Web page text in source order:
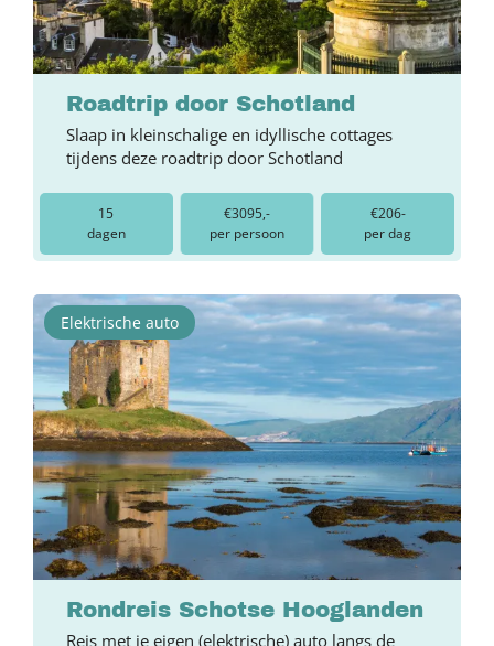
Roadtrip door Schotland
Slaap in kleinschalige en idyllische cottages
tijdens deze roadtrip door Schotland
15
dagen
€3095,-
per persoon
€206-
per dag
Elektrische auto
Rondreis Schotse Hooglanden
Reis met je eigen (elektrische) auto langs de